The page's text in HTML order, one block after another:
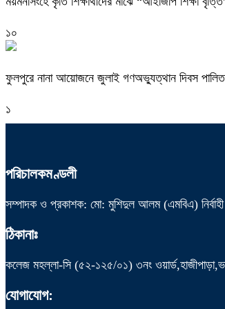
১০
ফুলপুরে নানা আয়োজনে জুলাই গণঅভ্যুত্থান দিবস পালিত
১
পরিচালকমণ্ডলী
সম্পাদক ও প্রকাশক: মো: মুশিদুল আলম (এমবিএ)
ঠিকানাঃ
কলেজ মহল্লা-সি (৫২-১২৫/০১) ৩নং
যোগাযোগ: